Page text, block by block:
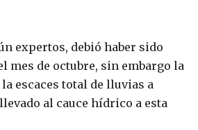
expertos, debió haber sido
mes de octubre, sin embargo la
escaces total de lluvias a
al cauce hídrico a esta